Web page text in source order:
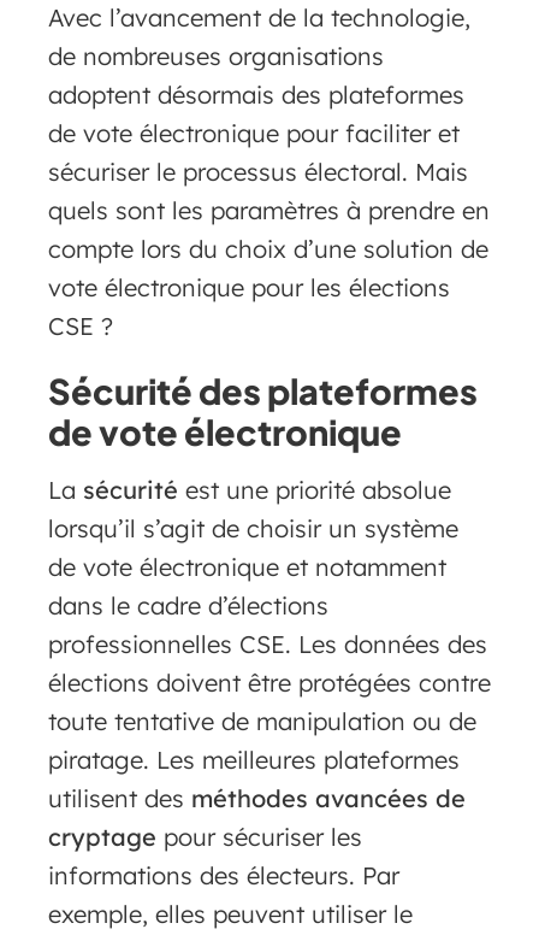
Avec l’avancement de la technologie,
de nombreuses organisations
adoptent désormais des plateformes
de vote électronique pour faciliter et
sécuriser le processus électoral. Mais
quels sont les paramètres à prendre en
compte lors du choix d’une solution de
vote électronique pour les élections
CSE ?
Sécurité des plateformes
de vote électronique
La sécurité est une priorité absolue
lorsqu’il s’agit de choisir un système
de vote électronique et notamment
dans le cadre d’élections
professionnelles CSE. Les données des
élections doivent être protégées contre
toute tentative de manipulation ou de
piratage. Les meilleures plateformes
utilisent des méthodes avancées de
cryptage pour sécuriser les
informations des électeurs. Par
exemple, elles peuvent utiliser le